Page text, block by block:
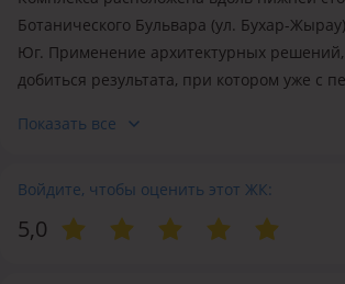
Ботанического Бульвара (ул. Бухар-
Юг. Применение архитектурных
добиться результата, при котором уже с
вид на горы и один из крупнейших Парков
современных строительных и
технологий, с использованием наилучших
учетом географического расположения
Показать все
Войдите, чтобы оценить этот ЖК:
5,0